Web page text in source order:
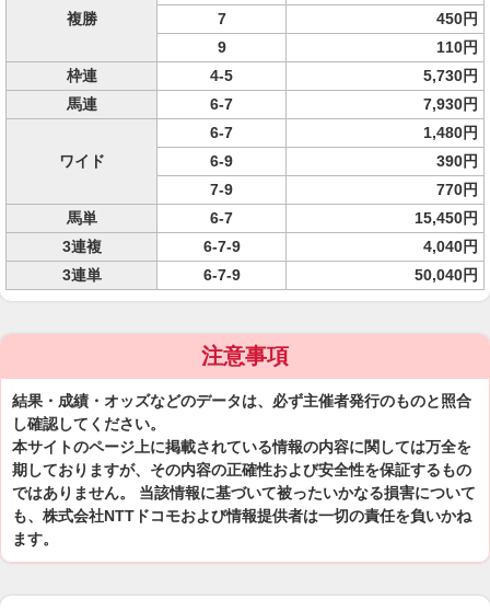
複勝
7
450円
9
110円
枠連
4-5
5,730円
馬連
6-7 7,930円
ワイド
6-7
1,480円
6-9
390円
7-9
770円
馬単
6-7
15,450円
3連複
6-7-9
4,040円
3連単
6-7-9 50,040円
注意事項
結果・成績・オッズなどのデータは、必ず主催者発行のものと照合
し確認してください。
本サイトのページ上に掲載されている情報の内容に関しては万全を
期しておりますが、その内容の正確性および安全性を保証するもの
ではありません。 当該情報に基づいて被ったいかなる損害について
も、株式会社NTTドコモおよび情報提供者は一切の責任を負いかね
ます。